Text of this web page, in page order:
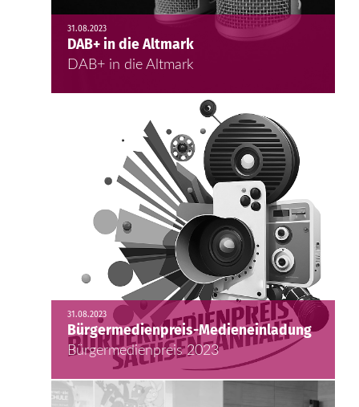
31.08.2023
DAB+ in die Altmark
DAB+ in die Altmark
31.08.2023
Bürgermedienpreis-Medieneinladung
Bürgermedienpreis 2023